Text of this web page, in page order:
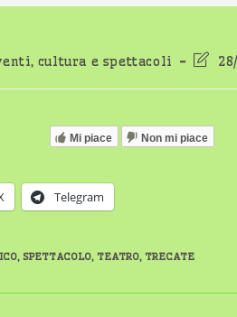
cultura e spettacoli
Mi piace Non mi piace
Telegram
, SPETTACOLO, TEATRO, TRECATE